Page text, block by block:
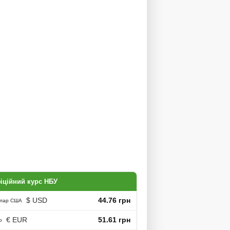
курс НБУ
США $ USD 44.76 грн
€ EUR 51.61 грн